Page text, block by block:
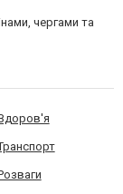
чергами та